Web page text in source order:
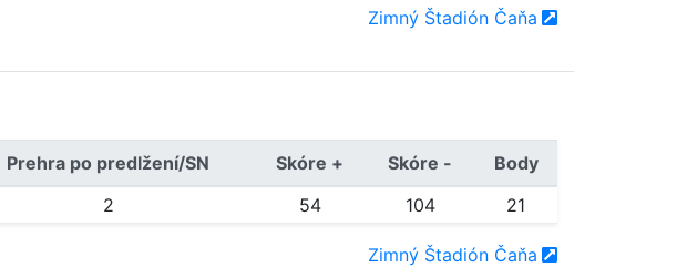
Zimný Štadión Čaňa
Prehra po predlžení/SN Skóre + Skóre -
Body
2 54 104 21
Zimný Štadión Čaňa